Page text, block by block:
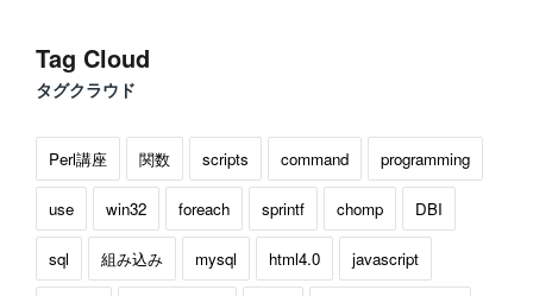
Tag Cloud
タグクラウド
Perl講座 関数 scripts command programming
use win32 foreach sprintf chomp DBI
sql 組み込み mysql html4.0 javascript